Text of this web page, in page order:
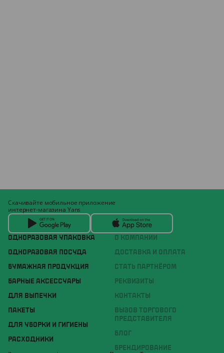
ОДНОРАЗОВАЯ УПАКОВКА
ОДНОРАЗОВАЯ ПОСУДА
БУМАЖНАЯ ПРОДУКЦИЯ
БАРНЫЕ АКСЕССУАРЫ
ДЛЯ ВЫПЕЧКИ
ПАКЕТЫ
ДЛЯ УБОРКИ И ГИГИЕНЫ
РАСХОДНИКИ
О КОМПАНИИ
ДОСТАВКА И ОПЛАТА
СТАТЬ ПАРТНЁРОМ
РЕКВИЗИТЫ
КОНТАКТЫ
ВЫЗОВ ТОРГОВОГО
ПРЕДСТАВИТЕЛЯ
БЛОГ
БРЕНДИРОВАНИЕ
Скачивайте мобильное приложение
интернет-магазина Yans